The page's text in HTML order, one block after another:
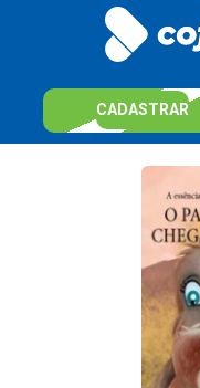
CADASTRAR